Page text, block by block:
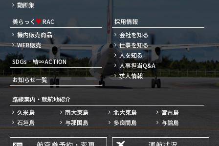
動画集
美らっく ♥RAC
機内販売商品
WEB販売
SDGs‐結∞ACTION
お知らせ一覧
採用情報
会社を知る
仕事を知る
人を知る
人事担当Q&A
求人情報
路線案内・就航地紹介
久米島
南大東島 北大東島
宮古島
石垣島
与那国島 多良間島 与論島